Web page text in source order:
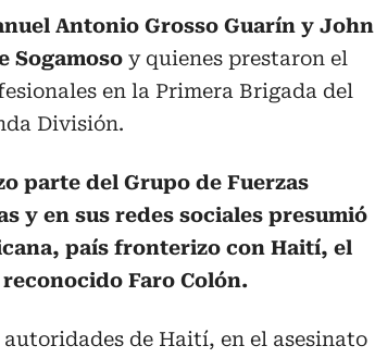
Antonio Grosso Guarín y John
Sogamoso y quienes prestaron el
en la Primera Brigada del
División.
parte del Grupo de Fuerzas
y en sus redes sociales presumió
país fronterizo con Haití, el
Faro Colón.
de Haití, en el asesinato